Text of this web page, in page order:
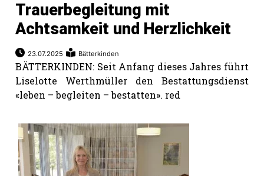
Trauerbegleitung mit
Achtsamkeit und Herzlichkeit
23.07.2025 Bätterkinden
BÄTTERKINDEN: Seit Anfang dieses Jahres führt
Liselotte Werthmüller den Bestattungsdienst
«leben – begleiten – bestatten». red